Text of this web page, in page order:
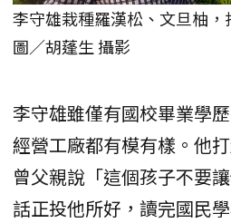
李守雄栽種羅漢松、文旦柚，
圖／胡蓬生 攝影
李守雄雖僅有國校畢業學
經營工廠都有模有樣。他
曾父親說「這個孩子不要
話正投他所好，讀完國民